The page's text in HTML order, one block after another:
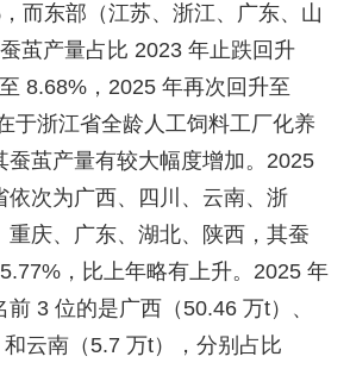
而东部（江苏、浙江、广东、山
茧产量占比 2023 年止跌回升
8.68%，2025 年再次回升至
于浙江省全龄人工饲料工厂化养
蚕茧产量有较大幅度增加。2025
依次为广西、四川、云南、浙
重庆、广东、湖北、陕西，其蚕
，比上年略有上升。2025 年
3 位的是广西（50.46 万t）、
云南（5.7 万t），分别占比